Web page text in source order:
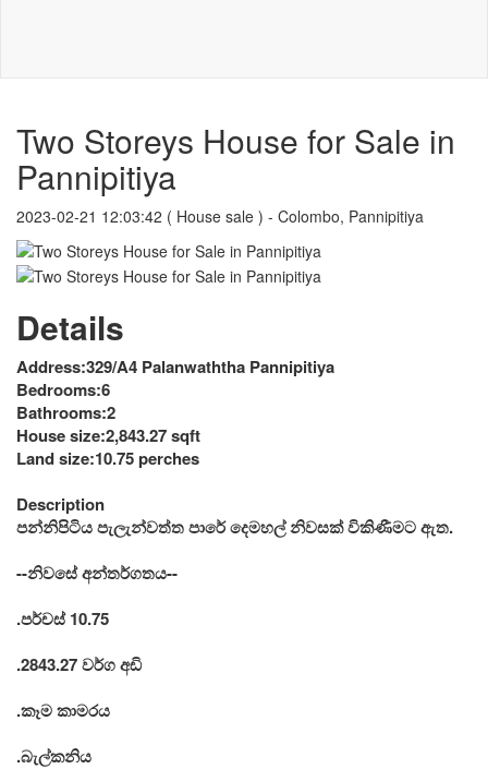
Two Storeys House for Sale in
Pannipitiya
2023-02-21 12:03:42 ( House sale ) - Colombo, Pannipitiya
Details
Address:329/A4 Palanwaththa Pannipitiya
Bedrooms:6
Bathrooms:2
House size:2,843.27 sqft
Land size:10.75 perches
Description
පන්නිපිටිය පැලැන්වත්ත පාරේ දෙමහල් නිවසක් විකිණීමට ඇත.
--නිවසේ අන්තර්ගතය--
.පර්චස් 10.75
.2843.27 වර්ග අඩි
.කෑම කාමරය
.බැල්කනිය